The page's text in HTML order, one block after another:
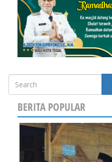
Search
BERITA POPULAR